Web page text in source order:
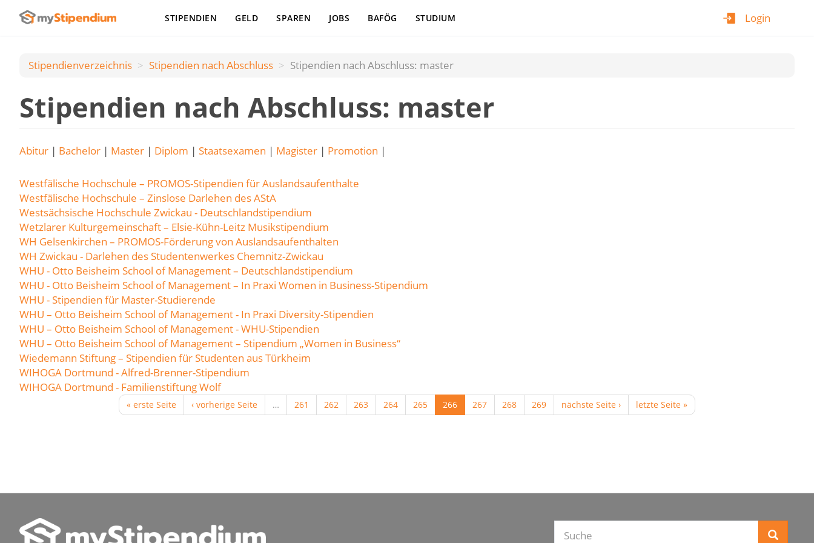
Login
STIPENDIEN GELD SPAREN JOBS BAFÖG STUDIUM
Stipendienverzeichnis Stipendien nach Аbschluss Stipendien nach Abschluss: master
Stipendien nach Abschluss: master
Abitur | Bachelor | Master | Diplom | Staatsexamen | Magister | Promotion |
Westfälische Hochschule – PROMOS-Stipendien für Auslandsaufenthalte
Westfälische Hochschule – Zinslose Darlehen des AStA
Westsächsische Hochschule Zwickau - Deutschlandstipendium
Wetzlarer Kulturgemeinschaft – Elsie-Kühn-Leitz Musikstipendium
WH Gelsenkirchen – PROMOS-Förderung von Auslandsaufenthalten
WH Zwickau - Darlehen des Studentenwerkes Chemnitz-Zwickau
WHU - Otto Beisheim School of Management – Deutschlandstipendium
WHU - Otto Beisheim School of Management – In Praxi Women in Business-Stipendium
WHU - Stipendien für Master-Studierende
WHU – Otto Beisheim School of Management - In Praxi Diversity-Stipendien
WHU – Otto Beisheim School of Management - WHU-Stipendien
WHU – Otto Beisheim School of Management – Stipendium „Women in Business“
Wiedemann Stiftung – Stipendien für Studenten aus Türkheim
WIHOGA Dortmund - Alfred-Brenner-Stipendium
WIHOGA Dortmund - Familienstiftung Wolf
« erste Seite ‹ vorherige Seite … 261 262 263 264 265 266 267 268 269 nächste Seite › letzte Seite »